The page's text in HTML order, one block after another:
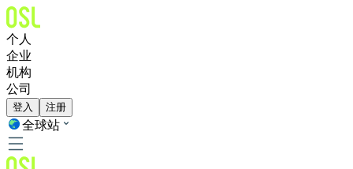
个人
企业
机构
公司
登入 注册
全球站